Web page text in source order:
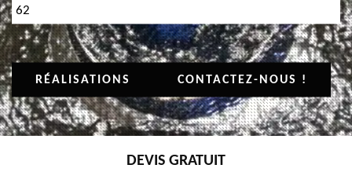
62
RÉALISATIONS CONTACTEZ-NOUS !
DEVIS GRATUIT